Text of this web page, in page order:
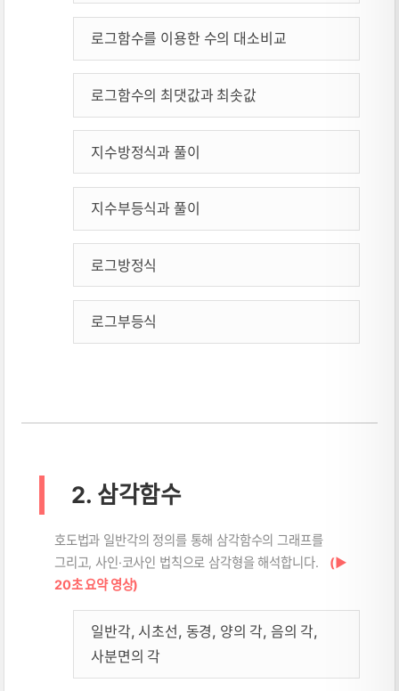
로그함수를 이용한 수의 대소비교
로그함수의 최댓값과 최솟값
지수방정식과 풀이
지수부등식과 풀이
로그방정식
로그부등식
2. 삼각함수
호도법과 일반각의 정의를 통해 삼각함수의 그래프를
그리고, 사인·코사인 법칙으로 삼각형을 해석합니다.
(▶
20초 요약 영상)
일반각, 시초선, 동경, 양의 각, 음의 각,
사분면의 각